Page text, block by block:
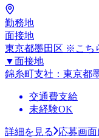
勤務地
面接地
東京都墨田区 ※こち
▼面接地
錦糸町支社：東京都
交通費支給
未経験OK
詳細を見る
応募画